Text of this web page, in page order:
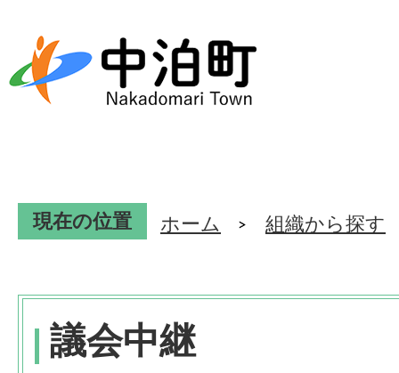
現在の位置 ホーム 組織から探す
議会中継